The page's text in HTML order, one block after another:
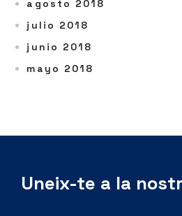
agosto 2018
julio 2018
junio 2018
mayo 2018
Uneix-te a la